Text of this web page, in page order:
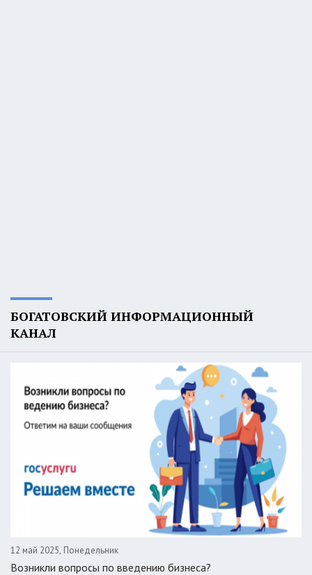
БОГАТОВСКИЙ ИНФОРМАЦИОННЫЙ
КАНАЛ
12 май 2025, Понедельник
Возникли вопросы по введению бизнеса?